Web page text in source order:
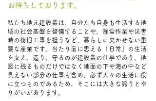
お待ちしております。
私たち地元建設業は、自分たち自身も生活する地
域の社会基盤を整備することや、除雪作業や災害
時の復旧工事を担うなど、暮らしに欠かせない重
要な産業です。当たり前に思える「日常」の生活
を支え、造り、守るのが建設業の仕事であり、地
図に残るものだけではなく地面の下や海の中など
見えない部分の仕事も含め、必ず人々の生活に役
に立つものであるため、そこには大きな誇りとや
りがいがあります。